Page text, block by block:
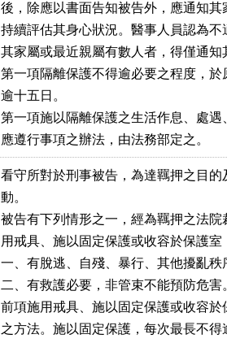
後，除應以書面告知被告外，應通知
持續評估其身心狀況。醫事人員認為
其家屬或最近親屬有數人者，得僅通知
第一項隔離保護不得逾必要之程度，
逾十五日。
第一項施以隔離保護之生活作息、處
應遵行事項之辦法，由法務部定之。
看守所對於刑事被告，為達羈押之目
動。
被告有下列情形之一，經為羈押之法
用戒具、施以固定保護或收容於保護
一、有脫逃、自殘、暴行、其他擾亂秩
二、有救護必要，非管束不能預防危害
前項施用戒具、施以固定保護或收容
之方法。施以固定保護，每次最長不